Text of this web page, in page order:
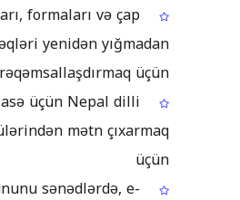
formaları və çap
yenidən yığmadan
rəqəmsallaşdırmaq üçün
üçün Nepal dilli
mətn çıxarmaq
üçün
sənədlərdə, e-